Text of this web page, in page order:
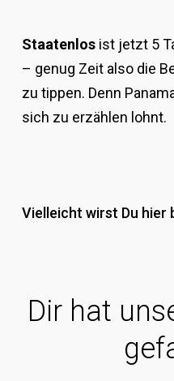
Staatenlosist jetzt 5
– genug Zeit also die
zu tippen. Denn
sich zu erzählen lohnt.
Vielleicht wirst Du hier
Dir hat